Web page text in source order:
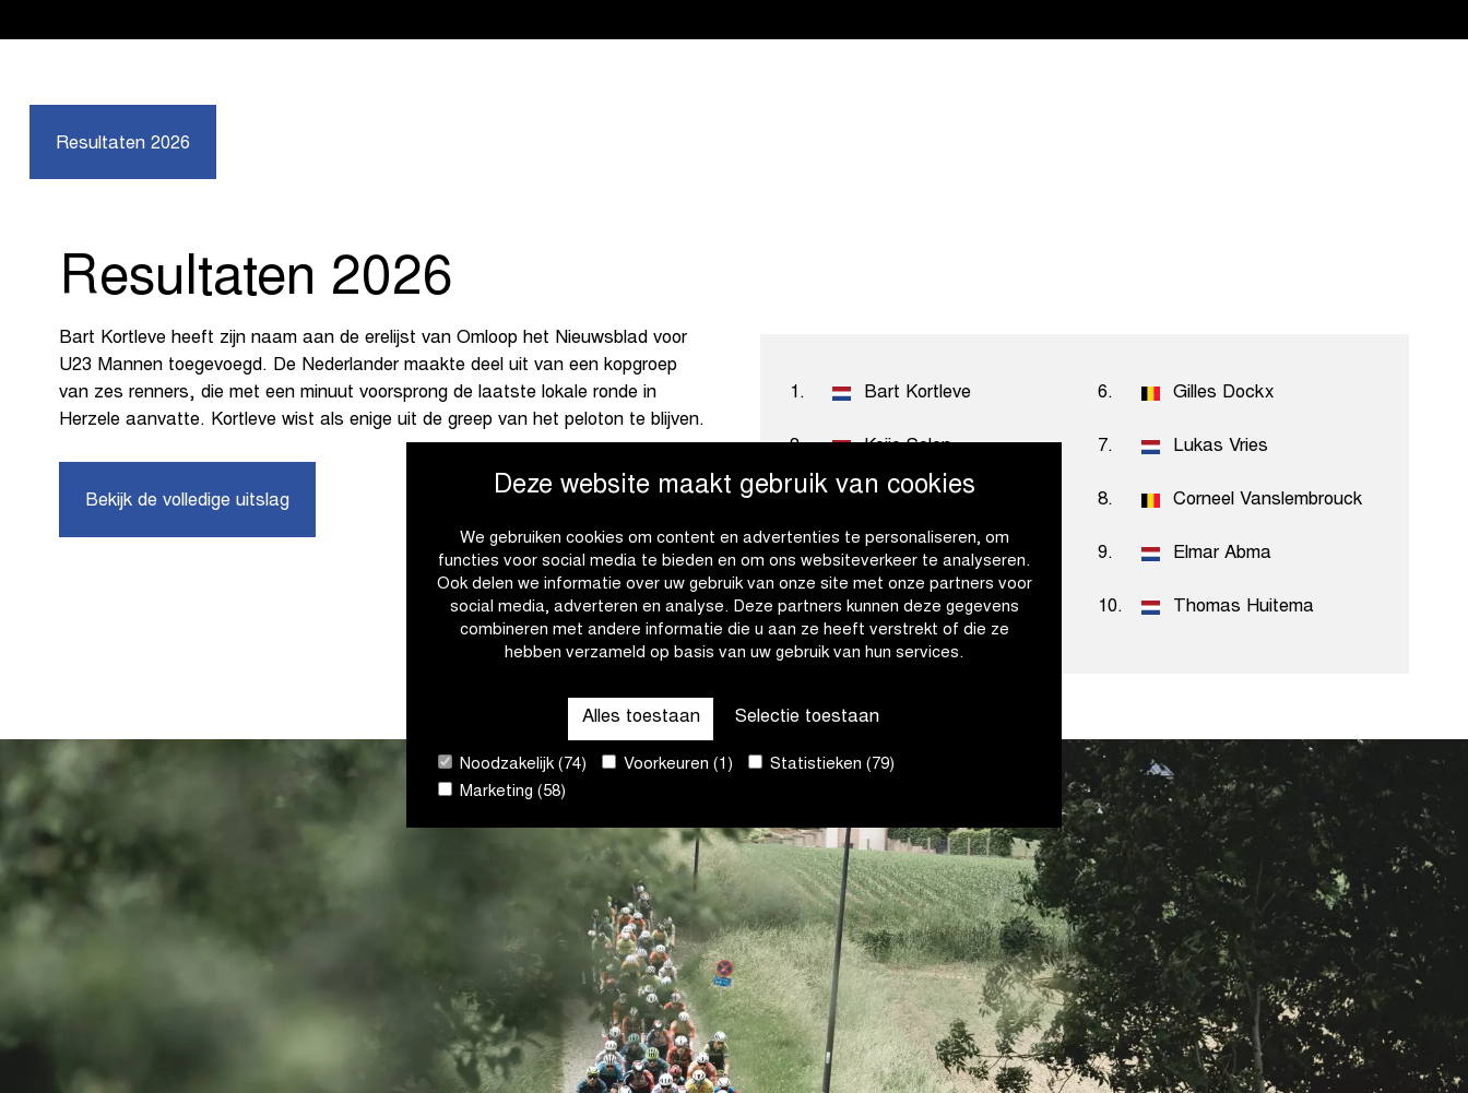
Deze website maakt gebruik van cookies
We gebruiken cookies om content en advertenties te personaliseren, om
functies voor social media te bieden en om ons websiteverkeer te analyseren.
Ook delen we informatie over uw gebruik van onze site met onze partners voor
social media, adverteren en analyse. Deze partners kunnen deze gegevens
combineren met andere informatie die u aan ze heeft verstrekt of die ze
hebben verzameld op basis van uw gebruik van hun services.
Alles toestaan Selectie toestaan
Noodzakelijk (74) Voorkeuren (1)
Statistieken (79)
Marketing (58)
Resultaten 2026
1. Bart Kortleve
2. Keije Solen
4. Rowan van Oord
5. Marvin Peters
6. Gilles Dockx
7. Lukas Vries
8. Corneel Vanslembrouck
9. Elmar Abma
10. Thomas Huitema
Resultaten 2026
Bart Kortleve heeft zijn naam aan de erelijst van Omloop het Nieuwsblad voor
U23 Mannen toegevoegd. De Nederlander maakte deel uit van een kopgroep
van zes renners, die met een minuut voorsprong de laatste lokale ronde in
Herzele aanvatte. Kortleve wist als enige uit de greep van het peloton te blijven.
Bekijk de volledige uitslag